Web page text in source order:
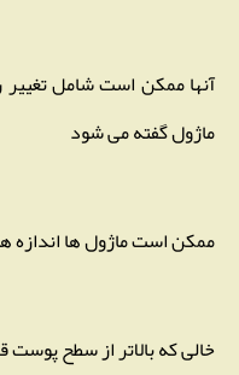
آنها ممکن است شامل
ماژول گفته می شود
ممکن است ماژول ها اندازه
خالی که بالاتر از سطح پوست